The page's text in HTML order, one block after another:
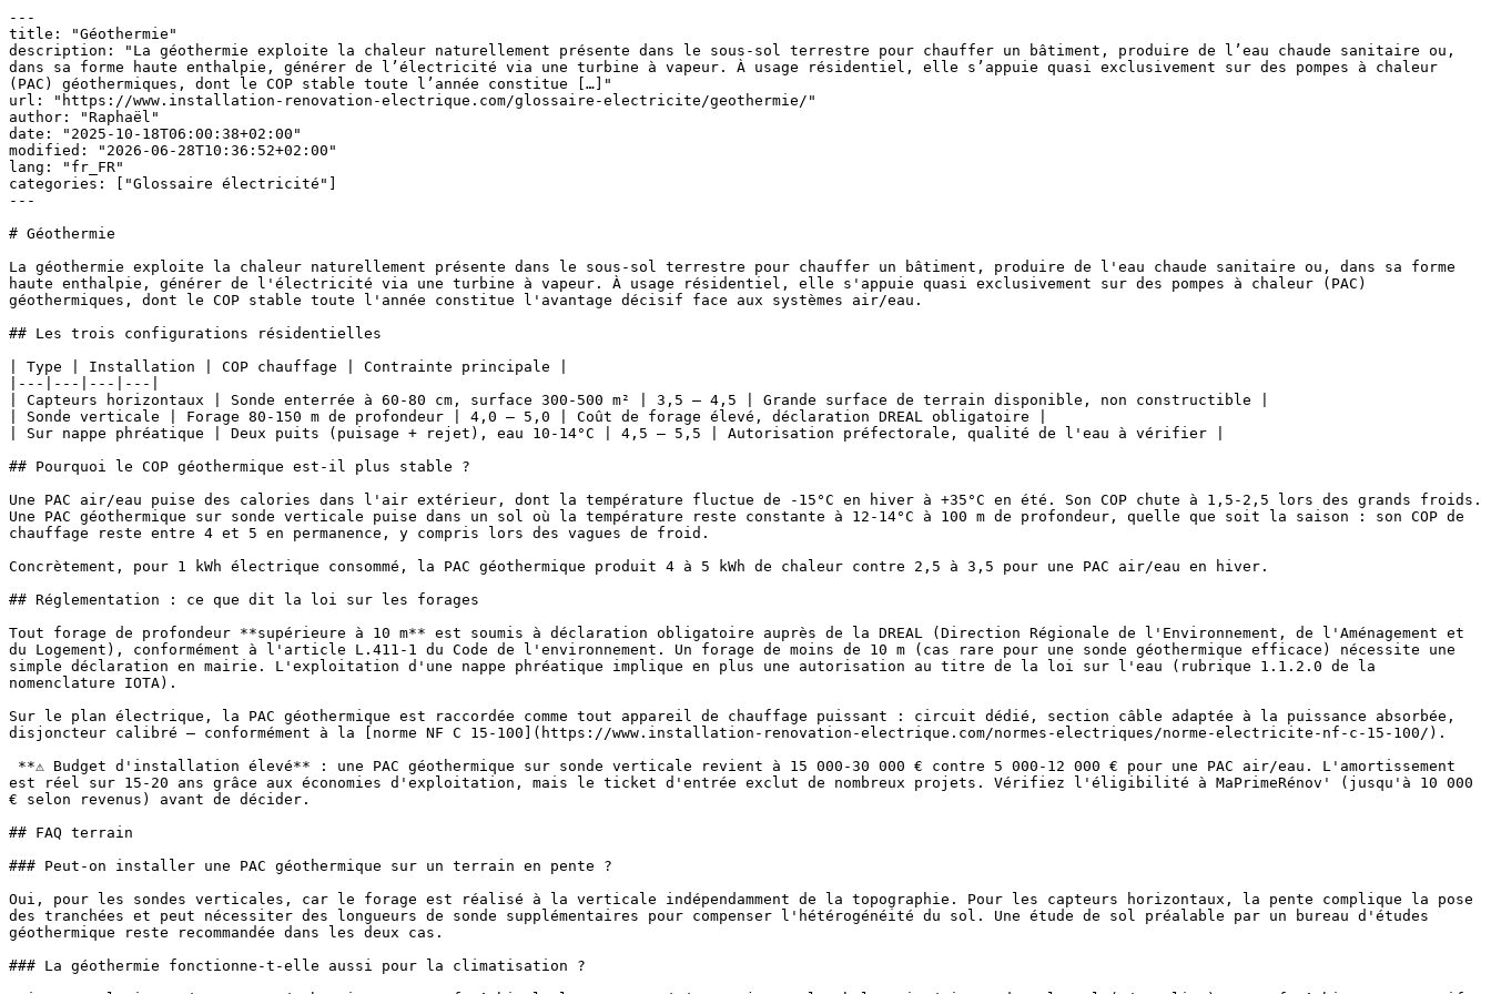
---
title: "Géothermie"
description: "La géothermie exploite la chaleur naturellement présente dans le sous-sol terrestre pour chauffer un bâtiment, produire de l’eau chaude sanitaire ou,
dans sa forme haute enthalpie, générer de l’électricité via une turbine à vapeur. À usage résidentiel, elle s’appuie quasi exclusivement sur des pompes à chaleur
(PAC) géothermiques, dont le COP stable toute l’année constitue […]"
url: "https://www.installation-renovation-electrique.com/glossaire-electricite/geothermie/"
author: "Raphaël"
date: "2025-10-18T06:00:38+02:00"
modified: "2026-06-28T10:36:52+02:00"
lang: "fr_FR"
categories: ["Glossaire électricité"]
---
# Géothermie
La géothermie exploite la chaleur naturellement présente dans le sous-sol terrestre pour chauffer un bâtiment, produire de l'eau chaude sanitaire ou, dans sa forme
haute enthalpie, générer de l'électricité via une turbine à vapeur. À usage résidentiel, elle s'appuie quasi exclusivement sur des pompes à chaleur (PAC)
géothermiques, dont le COP stable toute l'année constitue l'avantage décisif face aux systèmes air/eau.
## Les trois configurations résidentielles
| Type | Installation | COP chauffage | Contrainte principale |
|---|---|---|---|
| Capteurs horizontaux | Sonde enterrée à 60-80 cm, surface 300-500 m² | 3,5 – 4,5 | Grande surface de terrain disponible, non constructible |
| Sonde verticale | Forage 80-150 m de profondeur | 4,0 – 5,0 | Coût de forage élevé, déclaration DREAL obligatoire |
| Sur nappe phréatique | Deux puits (puisage + rejet), eau 10-14°C | 4,5 – 5,5 | Autorisation préfectorale, qualité de l'eau à vérifier |
## Pourquoi le COP géothermique est-il plus stable ?
Une PAC air/eau puise des calories dans l'air extérieur, dont la température fluctue de -15°C en hiver à +35°C en été. Son COP chute à 1,5-2,5 lors des grands froids.
Une PAC géothermique sur sonde verticale puise dans un sol où la température reste constante à 12-14°C à 100 m de profondeur, quelle que soit la saison : son COP de
chauffage reste entre 4 et 5 en permanence, y compris lors des vagues de froid.
Concrètement, pour 1 kWh électrique consommé, la PAC géothermique produit 4 à 5 kWh de chaleur contre 2,5 à 3,5 pour une PAC air/eau en hiver.
## Réglementation : ce que dit la loi sur les forages
Tout forage de profondeur **supérieure à 10 m** est soumis à déclaration obligatoire auprès de la DREAL (Direction Régionale de l'Environnement, de l'Aménagement et
du Logement), conformément à l'article L.411-1 du Code de l'environnement. Un forage de moins de 10 m (cas rare pour une sonde géothermique efficace) nécessite une
simple déclaration en mairie. L'exploitation d'une nappe phréatique implique en plus une autorisation au titre de la loi sur l'eau (rubrique 1.1.2.0 de la
nomenclature IOTA).
Sur le plan électrique, la PAC géothermique est raccordée comme tout appareil de chauffage puissant : circuit dédié, section câble adaptée à la puissance absorbée,
disjoncteur calibré — conformément à la [norme NF C 15-100](https://www.installation-renovation-electrique.com/normes-electriques/norme-electricite-nf-c-15-100/).
est réel sur 15-20 ans grâce aux économies d'exploitation, mais le ticket d'entrée exclut de nombreux projets. Vérifiez l'éligibilité à MaPrimeRénov' (jusqu'à 10 000
€ selon revenus) avant de décider.
## FAQ terrain
### Peut-on installer une PAC géothermique sur un terrain en pente ?
Oui, pour les sondes verticales, car le forage est réalisé à la verticale indépendamment de la topographie. Pour les capteurs horizontaux, la pente complique la pose
des tranchées et peut nécessiter des longueurs de sonde supplémentaires pour compenser l'hétérogénéité du sol. Une étude de sol préalable par un bureau d'études
géothermique reste recommandée dans les deux cas.
### La géothermie fonctionne-t-elle aussi pour la climatisation ?